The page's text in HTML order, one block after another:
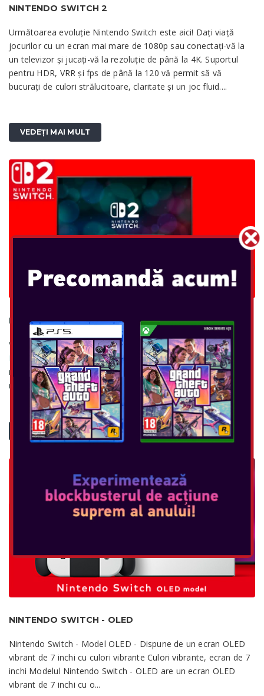
NINTENDO SWITCH 2
Următoarea evoluție Nintendo Switch este aici! Dați viață
jocurilor cu un ecran mai mare de 1080p sau conectați-vă la
un televizor și jucați-vă la rezoluție de până la 4K. Suportul
pentru HDR, VRR și fps de până la 120 vă permit să vă
bucurați de culori strălucitoare, claritate și un joc fluid....
VEDEȚI MAI MULT
NINTENDO SWITCH 2
Vezi ce este nou cu Nintendo Switch 2 Următoarea evoluție
Nintendo Switch este aici! Dați viață jocurilor cu un ecran mai
mare de 1080p sau conectați-vă la un televizor și jucați-vă la
rezoluție de pâ...
VEDEȚI MAI MULT
NINTENDO SWITCH - OLED
Nintendo Switch - Model OLED - Dispune de un ecran OLED
vibrant de 7 inchi cu culori vibrante Culori vibrante, ecran de 7
inchi Modelul Nintendo Switch - OLED are un ecran OLED
vibrant de 7 inchi cu o...